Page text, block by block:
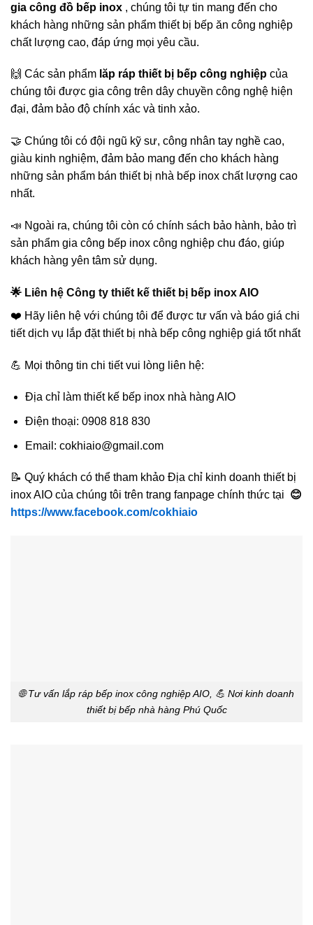
gia công đồ bếp inox , chúng tôi tự tin mang đến cho
khách hàng những sản phẩm thiết bị bếp ăn công nghiệp
chất lượng cao, đáp ứng mọi yêu cầu.
🙌 Các sản phẩm lăp ráp thiết bị bếp công nghiệp của
chúng tôi được gia công trên dây chuyền công nghệ hiện
đại, đảm bảo độ chính xác và tinh xảo.
🤝 Chúng tôi có đội ngũ kỹ sư, công nhân tay nghề cao,
giàu kinh nghiệm, đảm bảo mang đến cho khách hàng
những sản phẩm bán thiết bị nhà bếp inox chất lượng cao
nhất.
📣 Ngoài ra, chúng tôi còn có chính sách bảo hành, bảo trì
sản phẩm gia công bếp inox công nghiệp chu đáo, giúp
khách hàng yên tâm sử dụng.
🌟 Liên hệ Công ty thiết kế thiết bị bếp inox AIO
❤️ Hãy liên hệ với chúng tôi để được tư vấn và báo giá chi
tiết dịch vụ lắp đặt thiết bị nhà bếp công nghiệp giá tốt nhất
💪 Mọi thông tin chi tiết vui lòng liên hệ:
Địa chỉ làm thiết kế bếp inox nhà hàng AIO
Điện thoại: 0908 818 830
Email: cokhiaio@gmail.com
📝 Quý khách có thể tham khảo Địa chỉ kinh doanh thiết bị
inox AIO của chúng tôi trên trang fanpage chính thức tại 😊
https://www.facebook.com/cokhiaio
🌐 Tư vấn lắp ráp bếp inox công nghiệp AIO, 💪 Nơi kinh doanh
thiết bị bếp nhà hàng Phú Quốc